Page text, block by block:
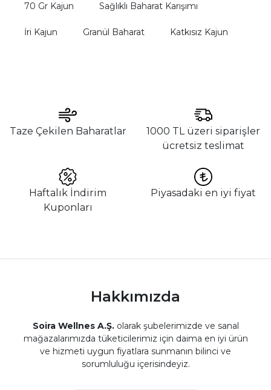
70 Gr Kajun Sağlıklı Baharat Karışımı
İri Kajun Granül Baharat Katkısız Kajun
Taze Çekilen Baharatlar
1000 TL üzeri siparişler
ücretsiz teslimat
Haftalık İndirim
Kuponları
Piyasadaki en iyi fiyat
Hakkımızda
Soira Wellnes A.Ş.olarak şubelerimizde ve sanal
mağazalarımızda tüketicilerimiz için daima en iyi ürün
ve hizmeti uygun fiyatlara sunmanın bilinci ve
sorumluluğu içerisindeyiz.